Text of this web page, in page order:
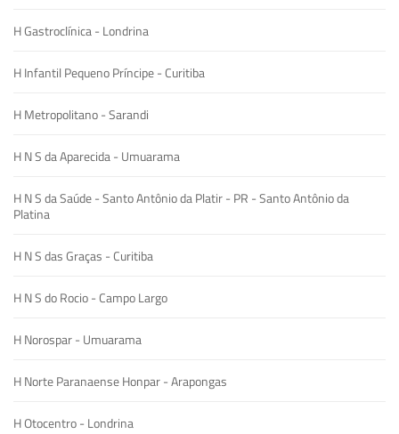
H Gastroclínica - Londrina
H Infantil Pequeno Príncipe - Curitiba
H Metropolitano - Sarandi
H N S da Aparecida - Umuarama
H N S da Saúde - Santo Antônio da Platir - PR - Santo Antônio da
Platina
H N S das Graças - Curitiba
H N S do Rocio - Campo Largo
H Norospar - Umuarama
H Norte Paranaense Honpar - Arapongas
H Otocentro - Londrina